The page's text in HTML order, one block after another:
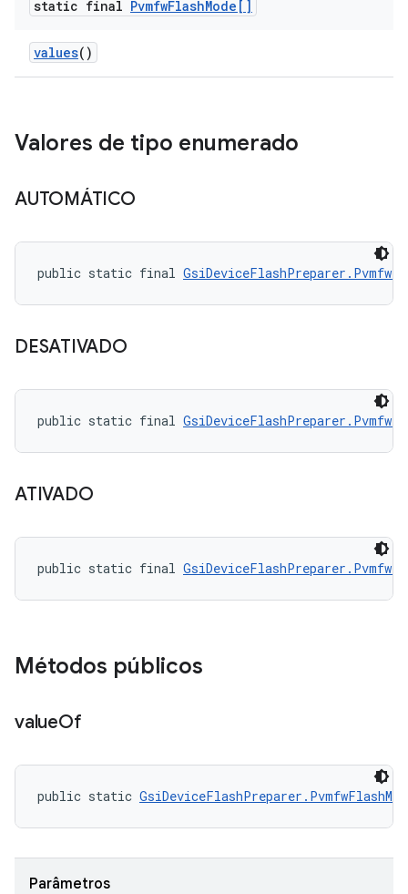
static final PvmfwFlashMode[]
values()
Valores de tipo enumerado
AUTOMÁTICO
public static final
DESATIVADO
public static final
ATIVADO
public static final
Métodos públicos
valueOf
public static
Parâmetros